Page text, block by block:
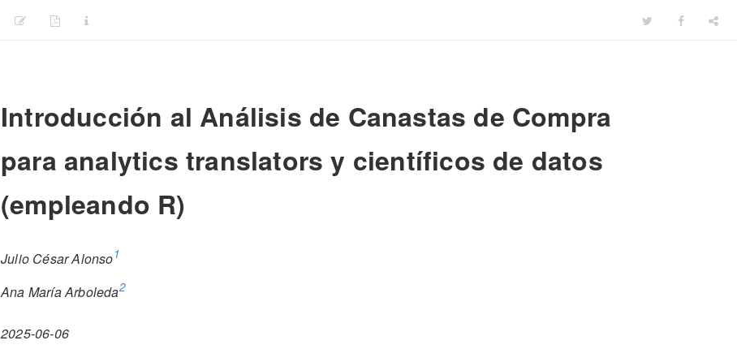
Introducción al Análisis de Canastas de Compra
para analytics translators y científicos de datos
(empleando R)
Julio César Alonso1
Ana María Arboleda2
2025-06-06